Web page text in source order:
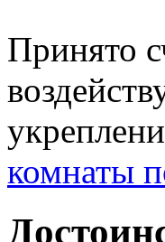
Принято
комнаты